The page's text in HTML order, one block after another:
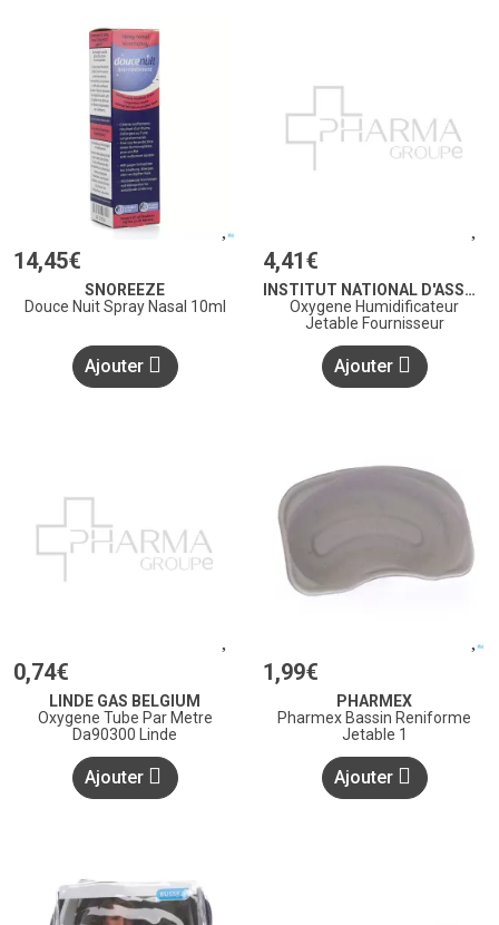
14,45€
SNOREEZE
Douce Nuit Spray Nasal 10ml
Ajouter
4,41 €
INSTITUT NATIONAL D'ASSURANCE MALADIE-INVALIDITÉ, INAMI
Oxygene Humidificateur
Jetable Fournisseur
Ajouter
0,74€
LINDE GAS BELGIUM
Oxygene Tube Par Metre
Da90300 Linde
Ajouter
1 ,99€
PHARMEX
Pharmex Bassin Reniforme
Jetable 1
Ajouter